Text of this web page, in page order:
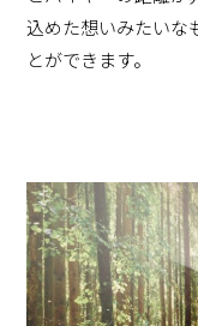
込めた想いみたいな
とができます。